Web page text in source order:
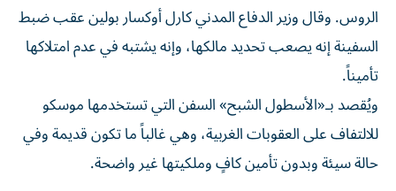
الروس. وقال وزير الدفاع المدني كارل أوكسار بولين عقب ضبط
السفينة إنه يصعب تحديد مالكها، وإنه يشتبه في عدم امتلاكها
تأميناً.
ويُقصد بـ«الأسطول الشبح» السفن التي تستخدمها موسكو
للالتفاف على العقوبات الغربية، وهي غالباً ما تكون قديمة وفي
حالة سيئة وبدون تأمين كافٍ وملكيتها غير واضحة.